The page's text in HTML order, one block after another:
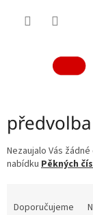
Nezaujalo Vás
nabídku Pěkných
Doporučujeme